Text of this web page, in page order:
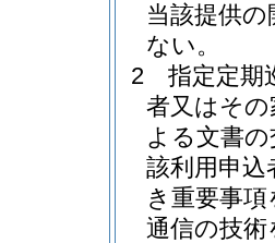
当該提供
ない。
2
指定定期
者又はそ
よる文書
該利用申
き重要事
通信の技